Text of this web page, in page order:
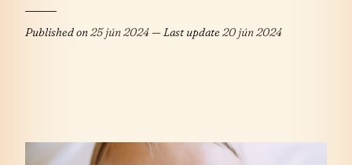
Published on25 jún 2024— Last update20 jún 2024